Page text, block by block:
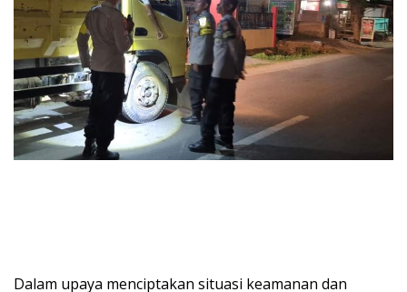
Dalam upaya menciptakan situasi keamanan dan